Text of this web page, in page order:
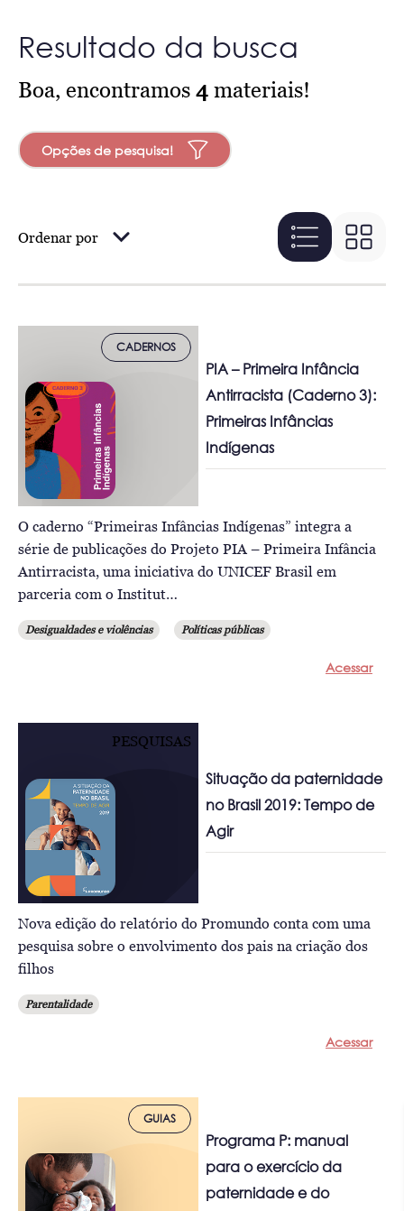
Resultado da busca
Boa, encontramos 4 materiais!
Opções de pesquisa!
Ordenar por
CADERNOS
PIA – Primeira Infância
Antirracista (Caderno 3):
Primeiras Infâncias
Indígenas
O caderno “Primeiras Infâncias Indígenas” integra a
série de publicações do Projeto PIA – Primeira Infância
Antirracista, uma iniciativa do UNICEF Brasil em
parceria com o Institut…
Desigualdades e violências Políticas públicas
Acessar
PESQUISAS
Situação da paternidade
no Brasil 2019: Tempo de
Agir
Nova edição do relatório do Promundo conta com uma
pesquisa sobre o envolvimento dos pais na criação dos
filhos
Parentalidade
Acessar
GUIAS
Programa P: manual
para o exercício da
paternidade e do